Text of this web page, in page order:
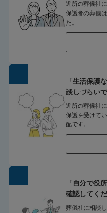
近所の葬儀社
保護者の葬儀
た。
「生活保護
談しづらいで
近所の葬儀社
保護を受けて
配です。
「自分で役
確認してく
葬儀社に相談